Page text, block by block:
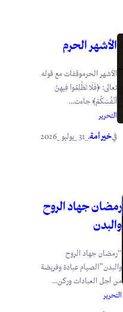
الأشهر الحرم
الأشهر الحرموقفات مع قوله
تعالى: ﴿فَلَا تَظْلِمُوا فِيهِنَّ
أَنْفُسَكُمْ﴾ جاءت...
التحرير
فيخير أمة. _31 _يوليو _2026
رمضان جهاد الروح
والبدن
“رمضان جهاد الروح
والبدن”الصيام عبادة وفريضة
من أجل العبادات وركن...
التحرير